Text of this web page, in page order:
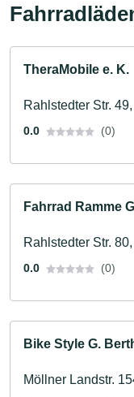
TheraMobile e. K.
Rahlstedter Str.
0.0 (0)
Fahrrad Ramme
Rahlstedter Str.
0.0 (0)
Bike Style G.
Möllner Landstr.